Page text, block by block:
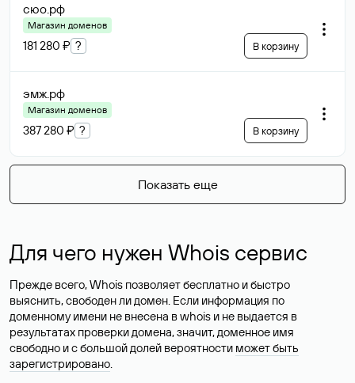
сюо.рф
Магазин доменов
181 280 ₽ ? В корзину
эмж.рф
Магазин доменов
387 280 ₽ ? В корзину
Показать еще
Для чего нужен Whois сервис
Прежде всего, Whois позволяет бесплатно и быстро
выяснить, свободен ли домен. Если информация по
доменному имени не внесена в whois и не выдается в
результатах проверки домена, значит, доменное имя
свободно и с большой долей вероятности может быть
зарегистрировано.